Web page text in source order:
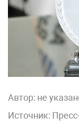
Автор: не
Источник: